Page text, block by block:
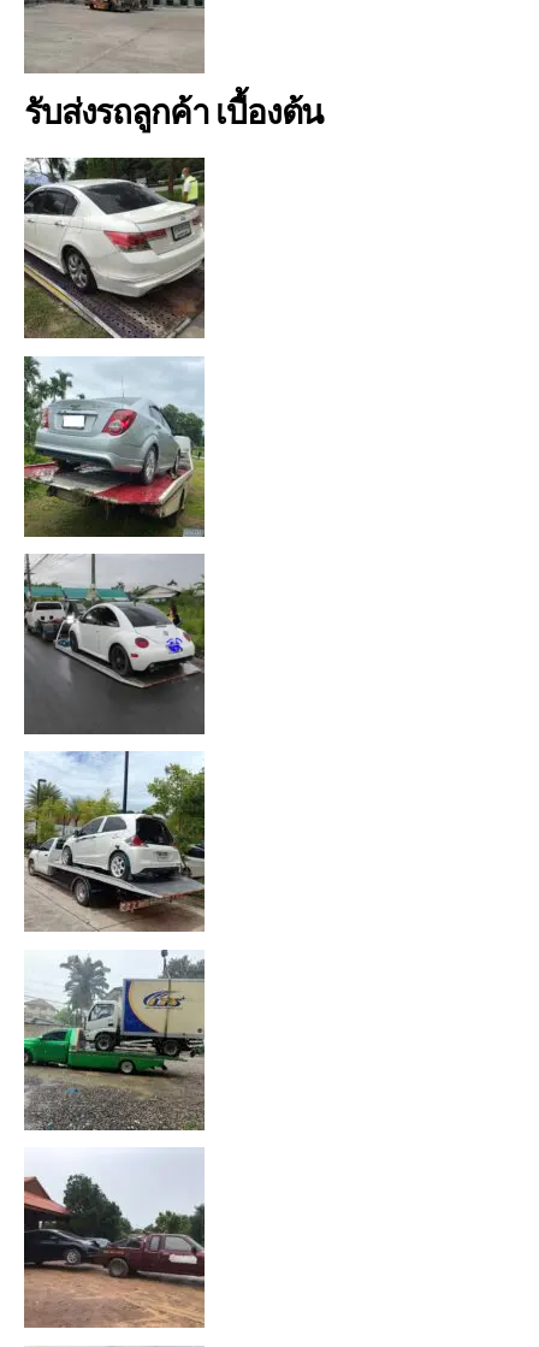
รับส่งรถลูกค้า เบื้องต้น